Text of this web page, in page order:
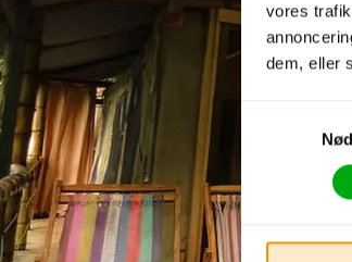
vores
dem, eller